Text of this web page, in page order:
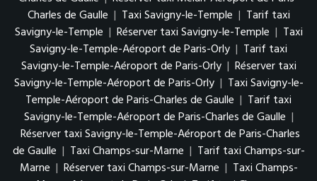
Charles de Gaulle | Taxi Savigny-le-Temple | Tarif taxi
Savigny-le-Temple | Réserver taxi Savigny-le-Temple | Taxi
Savigny-le-Temple-Aéroport de Paris-Orly | Tarif taxi
Savigny-le-Temple-Aéroport de Paris-Orly | Réserver taxi
Savigny-le-Temple-Aéroport de Paris-Orly | Taxi Savigny-le-
Temple-Aéroport de Paris-Charles de Gaulle | Tarif taxi
Savigny-le-Temple-Aéroport de Paris-Charles de Gaulle |
Réserver taxi Savigny-le-Temple-Aéroport de Paris-Charles
de Gaulle | Taxi Champs-sur-Marne | Tarif taxi Champs-sur-
Marne | Réserver taxi Champs-sur-Marne | Taxi Champs-